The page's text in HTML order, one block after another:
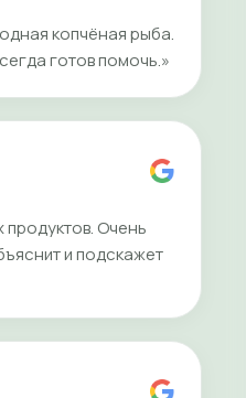
копчёная рыба.
готов помочь.»
Очень
и подскажет